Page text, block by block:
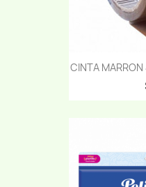
CINTA